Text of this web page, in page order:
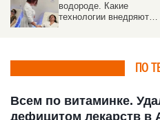
водороде. Какие
технологии внедряют в
ПО
Всем по витаминке.
дефицитом лекарств в